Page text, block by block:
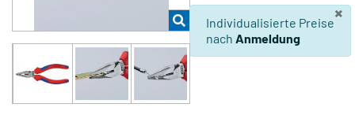
×
Individualisierte Preise
nach Anmeldung